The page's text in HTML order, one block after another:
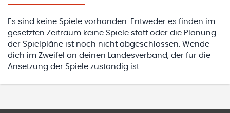
Es sind keine Spiele vorhanden. Entweder es finden im
gesetzten Zeitraum keine Spiele statt oder die Planung
der Spielpläne ist noch nicht abgeschlossen. Wende
dich im Zweifel an deinen Landesverband, der für die
Ansetzung der Spiele zuständig ist.